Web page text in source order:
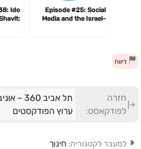
Episode #25: Social
Media and the Israel-
Ido
דיווח
חזרה
לפודקאסט:
תל אביב
ערוץ הפודקסטים
למעבר לקטגוריה: חינוך